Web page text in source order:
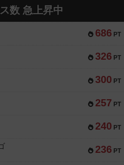
数 急上昇中
686 PT
326 PT
300 PT
257 PT
240 PT
236 PT